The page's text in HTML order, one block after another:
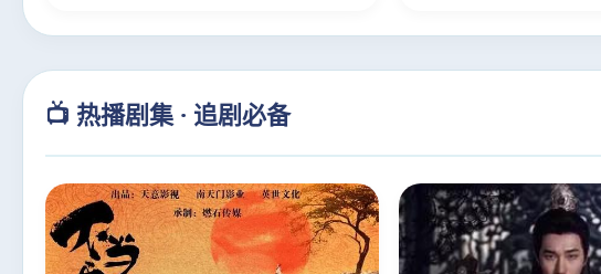
📺 热播剧集 · 追剧必备